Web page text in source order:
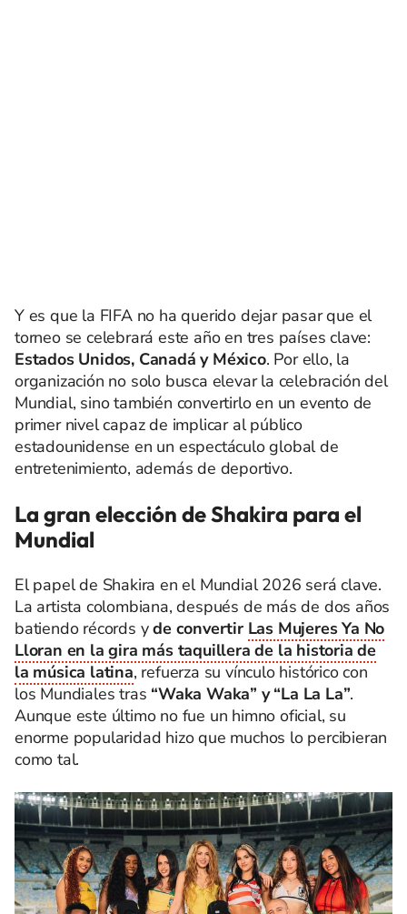
Y es que la FIFA no ha querido dejar pasar que el
torneo se celebrará este año en tres países clave:
Estados Unidos, Canadá y México. Por ello, la
organización no solo busca elevar la celebración del
Mundial, sino también convertirlo en un evento de
primer nivel capaz de implicar al público
estadounidense en un espectáculo global de
entretenimiento, además de deportivo.
La gran elección de Shakira para el
Mundial
El papel de Shakira en el Mundial 2026 será clave.
La artista colombiana, después de más de dos años
batiendo récords yde convertir Las Mujeres Ya No
Lloran en la gira más taquillera de la historia de
la música latina, refuerza su vínculo histórico con
los Mundiales tras “Waka Waka” y “La La La”.
Aunque este último no fue un himno oficial, su
enorme popularidad hizo que muchos lo percibieran
como tal.